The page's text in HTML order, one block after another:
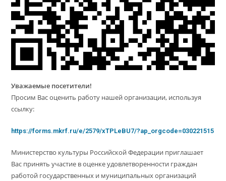
Уважаемые посетители!
Просим Вас оценить работу нашей организации, используя
ссылку:
https://forms.mkrf.ru/e/2579/xTPLeBU7/?ap_orgcode=030221515
Министерство культуры Российской Федерации приглашает
Вас принять участие в оценке удовлетворенности граждан
работой государственных и муниципальных организаций